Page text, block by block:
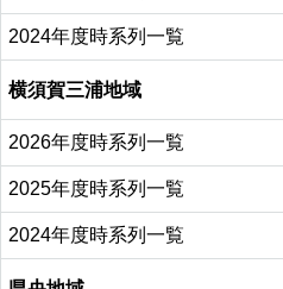
2024年度時系列一覧
横須賀三浦地域
2026年度時系列一覧
2025年度時系列一覧
2024年度時系列一覧